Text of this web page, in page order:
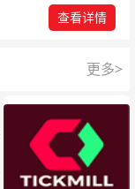
查看详情
更多>